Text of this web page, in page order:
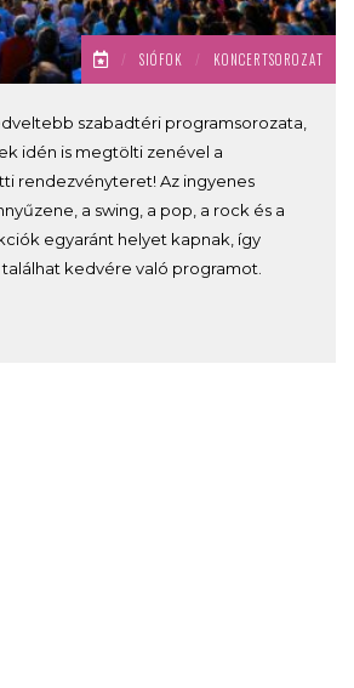
/ SIÓFOK / KONCERTSOROZAT
szabadtéri programsorozata,
idén is megtölti zenével a
rendezvényteret! Az ingyenes
a swing, a pop, a rock és a
egyaránt helyet kapnak, így
kedvére való programot.